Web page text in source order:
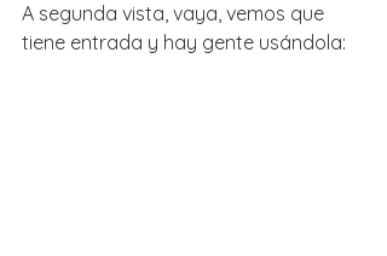
A segunda vista, vaya, vemos que
tiene entrada y hay gente usándola: